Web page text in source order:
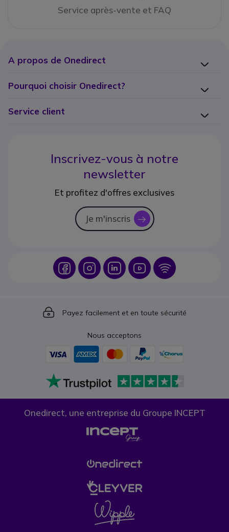
Service après-vente et FAQ
A propos de Onedirect
Pourquoi choisir Onedirect?
Service client
Inscrivez-vous à notre
newsletter
Et profitez d'offres exclusives
Je m'inscris icon
Icon IconIcon Icon Icon
Icon
Payez facilement et en toute sécurité
Nous acceptons
Onedirect, une entreprise du Groupe INCEPT